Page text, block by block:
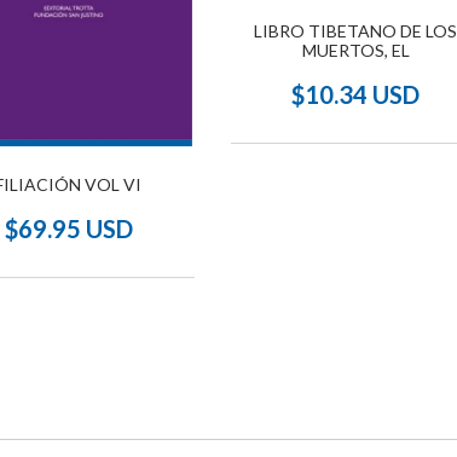
VOL VI
$69.95 USD
LIBRO TIBETANO DE LOS
MUERTOS, EL
$10.34 USD